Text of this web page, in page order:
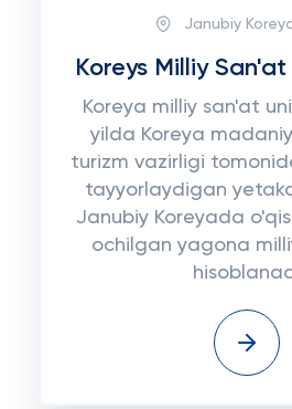
Janubiy
Koreys Milliy
Koreya milliy san'at
yilda Koreya
turizm vazirligi
tayyorlaydigan
Janubiy Koreyada
ochilgan yagona